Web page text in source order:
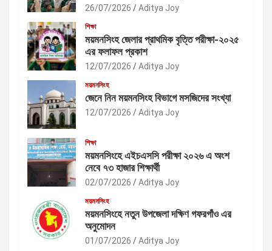
26/07/2026 Aditya Joy
শিক্ষা
ময়মনসিংহ জেলার প্রাথমিক বৃত্তি পরীক্ষা-২০২৫
এর ফলাফল প্রকাশ
12/07/2026 Aditya Joy
ময়মনসিংহ
জেনে নিন ময়মনসিংহ বিভাগে মসজিদের সংখ্যা
12/07/2026 Aditya Joy
শিক্ষা
ময়মনসিংহে এইচএসসি পরীক্ষা ২০২৬ এ অংশ
নেবে ৭৩ হাজার শিক্ষার্থী
02/07/2026 Aditya Joy
ময়মনসিংহ
ময়মনসিংহে নতুন উপজেলা দক্ষিণ গফরগাঁও এর
অনুমোদন
01/07/2026 Aditya Joy